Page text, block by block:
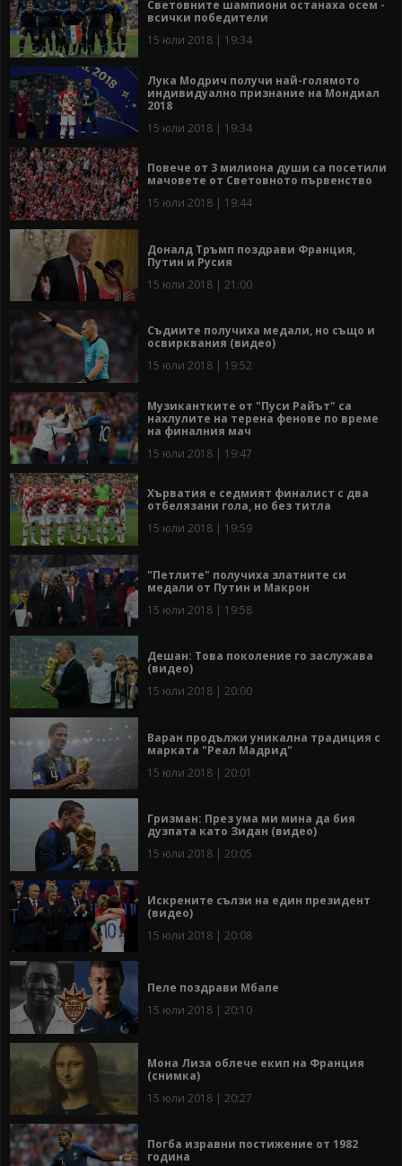
Световните шампиони останаха осем -
всички победители
15 юли 2018 | 19:34
Лука Модрич получи най-голямото
индивидуално признание на Мондиал
2018
15 юли 2018 | 19:34
Повече от 3 милиона души са посетили
мачовете от Световното първенство
15 юли 2018 | 19:44
Доналд Тръмп поздрави Франция,
Путин и Русия
15 юли 2018 | 21:00
Съдиите получиха медали, но също и
освирквания (видео)
15 юли 2018 | 19:52
Музикантките от "Пуси Райът" са
нахлулите на терена фенове по време
на финалния мач
15 юли 2018 | 19:47
Хърватия е седмият финалист с два
отбелязани гола, но без титла
15 юли 2018 | 19:59
"Петлите" получиха златните си
медали от Путин и Макрон
15 юли 2018 | 19:58
Дешан: Това поколение го заслужава
(видео)
15 юли 2018 | 20:00
Варан продължи уникална традиция с
марката "Реал Мадрид"
15 юли 2018 | 20:01
Гризман: През ума ми мина да бия
дузпата като Зидан (видео)
15 юли 2018 | 20:05
Искрените сълзи на един президент
(видео)
15 юли 2018 | 20:08
Пеле поздрави Мбапе
15 юли 2018 | 20:10
Мона Лиза облече екип на Франция
(снимка)
15 юли 2018 | 20:27
Погба изравни постижение от 1982
година